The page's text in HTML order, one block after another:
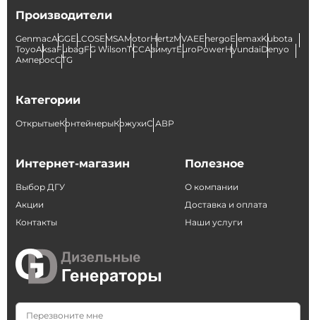
Производители
GenmacAGGELCOSEMSAMotorHertzMVAEEnergoElemaxKubota
ToyoAksaFubagFG WilsonТССАзимутEuroPowerHyundaiDenyo
АмперосCTG
Категории
ОткрытыеКонтейнерыКожухиС АВР
Интернет-магазин
Выбор ДГУ
Акции
Контакты
Полезное
О компании
Доставка и оплата
Наши услуги